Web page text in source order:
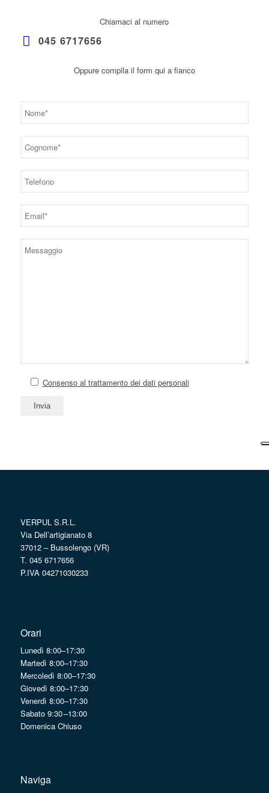
Chiamaci al numero
045 6717656
Oppure compila il form qui a fianco
Consenso al trattamento dei dati personali
VERPUL S.R.L.
Via Dell’artigianato 8
37012 – Bussolengo (VR)
T. 045 6717656
P.IVA 04271030233
Orari
Lunedì 8:00–17:30
Martedì 8:00–17:30
Mercoledì 8:00–17:30
Giovedì 8:00–17:30
Venerdì 8:00–17:30
Sabato 9:30 –13:00
Domenica Chiuso
Naviga